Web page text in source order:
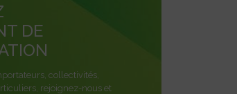
DE
collectivités,
rejoignez-nous et